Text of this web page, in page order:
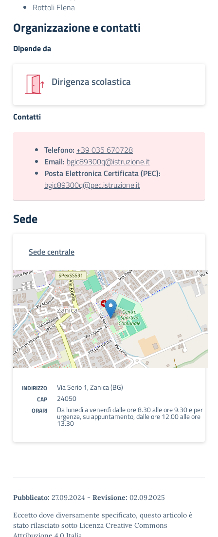
Rottoli Elena
Organizzazione e contatti
Dipende da
Dirigenza scolastica
Contatti
Telefono: +39 035 670728
Email: bgic89300q@istruzione.it
Posta Elettronica Certificata (PEC):
bgic89300q@pec.istruzione.it
Sede
Sede centrale
INDIRIZZO Via Serio 1, Zanica (BG)
CAP 24050
ORARI Da lunedì a venerdì dalle ore 8.30 alle ore 9.30 e per
urgenze, su appuntamento, dalle ore 12.00 alle ore
13.30
Pubblicato: 27.09.2024 - Revisione: 02.09.2025
Eccetto dove diversamente specificato, questo articolo è
stato rilasciato sotto Licenza Creative Commons